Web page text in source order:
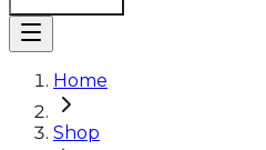
Home
Shop